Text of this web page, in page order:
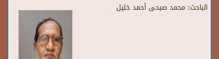
الباحث: محمد صبحى أحمد خليل